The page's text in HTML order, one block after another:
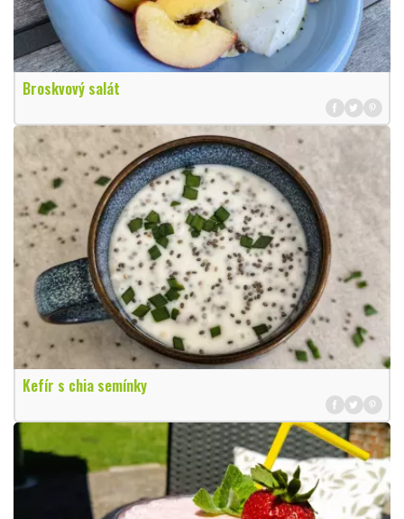
Broskvový salát
Kefír s chia semínky